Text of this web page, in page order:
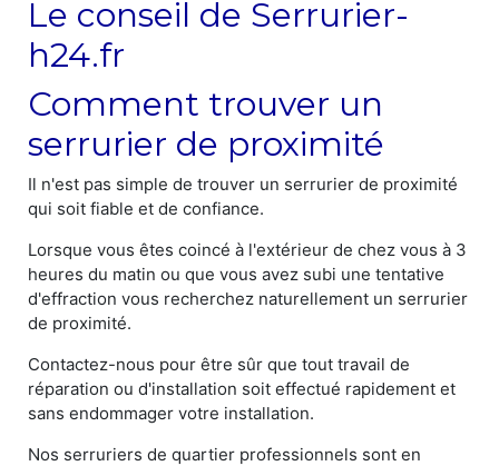
Le conseil de Serrurier-
h24.fr
Comment trouver un
serrurier de proximité
Il n'est pas simple de trouver un serrurier de proximité
qui soit fiable et de confiance.
Lorsque vous êtes coincé à l'extérieur de chez vous à 3
heures du matin ou que vous avez subi une tentative
d'effraction vous recherchez naturellement un serrurier
de proximité.
Contactez-nous pour être sûr que tout travail de
réparation ou d'installation soit effectué rapidement et
sans endommager votre installation.
Nos serruriers de quartier professionnels sont en